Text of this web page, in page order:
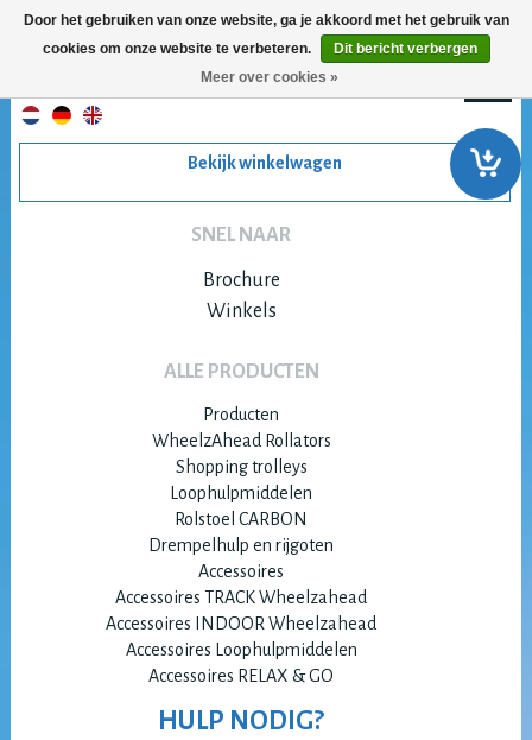
Bekijk winkelwagen
SNEL NAAR
Brochure
Winkels
ALLE PRODUCTEN
Producten
WheelzAhead Rollators
Shopping trolleys
Loophulpmiddelen
Rolstoel CARBON
Drempelhulp en rijgoten
Accessoires
Accessoires TRACK Wheelzahead
Accessoires INDOOR Wheelzahead
Accessoires Loophulpmiddelen
Accessoires RELAX & GO
HULP NODIG?
Door het gebruiken van onze website, ga je akkoord met het gebruik van
cookies om onze website te verbeteren.
Dit bericht verbergen
Meer over cookies »